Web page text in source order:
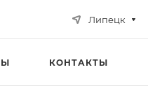
Липецк
КОНТАКТЫ